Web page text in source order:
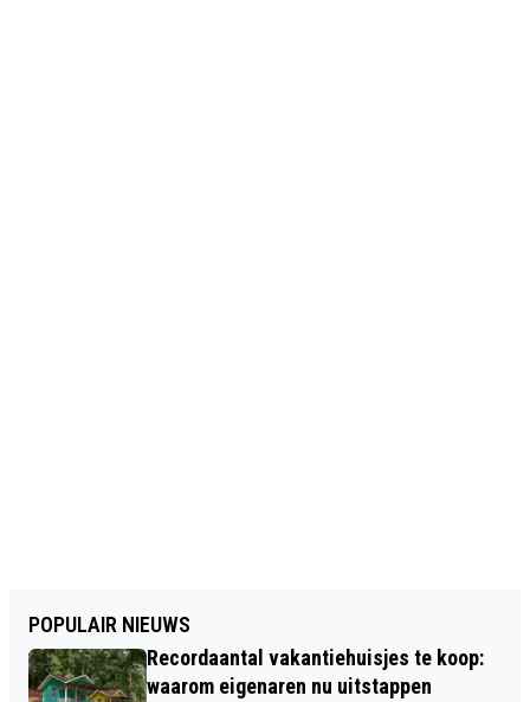
POPULAIR NIEUWS
Recordaantal vakantiehuisjes te koop:
waarom eigenaren nu uitstappen